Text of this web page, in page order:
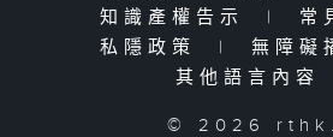
知識產權告示
| 常
私隱政策
| 無障礙
其他語言內容
© 2026